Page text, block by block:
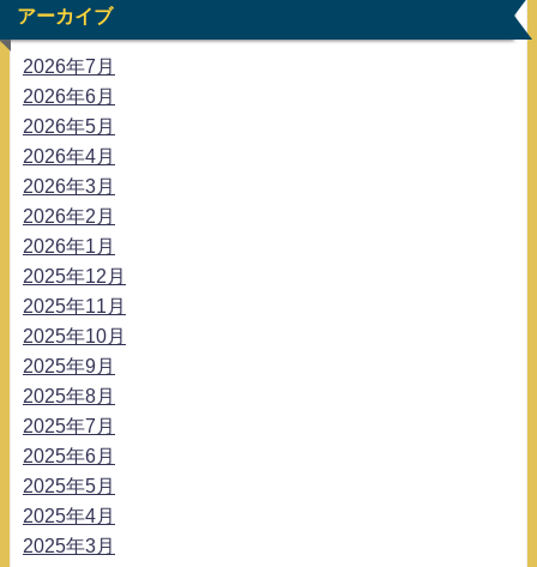
アーカイブ
2026年7月
2026年6月
2026年5月
2026年4月
2026年3月
2026年2月
2026年1月
2025年12月
2025年11月
2025年10月
2025年9月
2025年8月
2025年7月
2025年6月
2025年5月
2025年4月
2025年3月